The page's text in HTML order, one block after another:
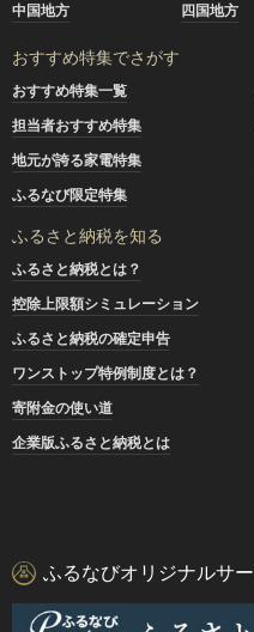
中国地方
四国地方
おすすめ特集でさがす
おすすめ特集一覧
担当者おすすめ特集
地元が誇る家電特集
ふるなび限定特集
ふるさと納税を知る
ふるさと納税とは？
控除上限額シミュレーション
ふるさと納税の確定申告
ワンストップ特例制度とは？
寄附金の使い道
企業版ふるさと納税とは
ふるなびオリジナルサ